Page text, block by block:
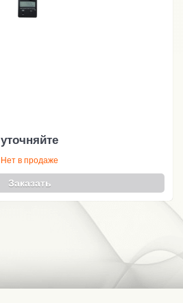
уточняйте
Нет в продаже
Заказать